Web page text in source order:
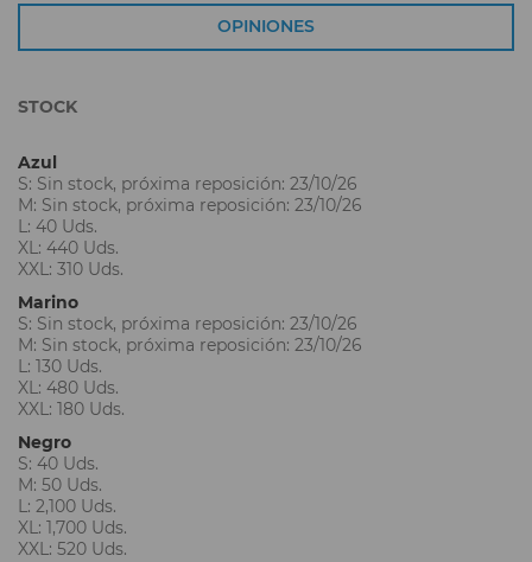
OPINIONES
STOCK
Azul
S: Sin stock, próxima reposición: 23/10/26
M: Sin stock, próxima reposición: 23/10/26
L: 40 Uds.
XL: 440 Uds.
XXL: 310 Uds.
Marino
S: Sin stock, próxima reposición: 23/10/26
M: Sin stock, próxima reposición: 23/10/26
L: 130 Uds.
XL: 480 Uds.
XXL: 180 Uds.
Negro
S: 40 Uds.
M: 50 Uds.
L: 2,100 Uds.
XL: 1,700 Uds.
XXL: 520 Uds.